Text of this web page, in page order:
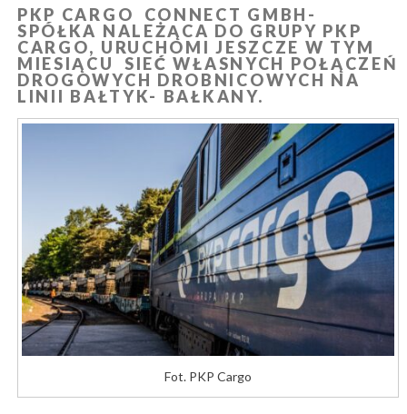
PKP CARGO CONNECT GMBH-
SPÓŁKA NALEŻĄCA DO GRUPY PKP
CARGO, URUCHOMI JESZCZE W TYM
MIESIĄCU SIEĆ WŁASNYCH POŁĄCZEŃ
DROGOWYCH DROBNICOWYCH NA
LINII BAŁTYK- BAŁKANY.
Fot. PKP Cargo